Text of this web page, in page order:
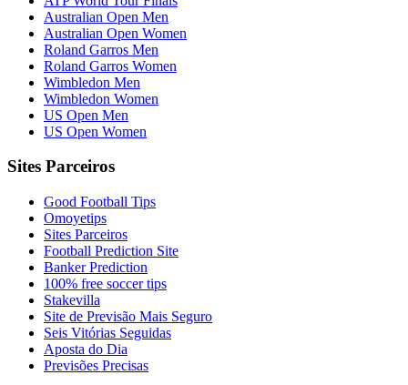
Australian Open Men
Australian Open Women
Roland Garros Men
Roland Garros Women
Wimbledon Men
Wimbledon Women
US Open Men
US Open Women
Sites Parceiros
Good Football Tips
Omoyetips
Sites Parceiros
Football Prediction Site
Banker Prediction
100% free soccer tips
Stakevilla
Site de Previsão Mais Seguro
Seis Vitórias Seguidas
Aposta do Dia
Previsões Precisas